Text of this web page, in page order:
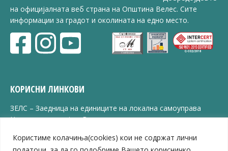
Користиме колачиња(cookies) кои не содржат лични
на официјалната веб страна на Општина Велес. Сите
информации за градот и околината на едно место.
КОРИСНИ ЛИНКОВИ
ЗЕЛС – Заедница на единиците на локална самоуправа
Центар за развој на Вардарски плански регион
ЈПССО „Парк – спорт и паркинзи“